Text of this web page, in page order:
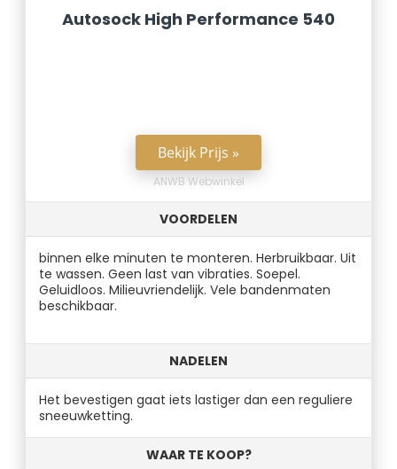
Autosock High Performance 540
Bekijk Prijs »
ANWB Webwinkel
VOORDELEN
binnen elke minuten te monteren. Herbruikbaar. Uit
te wassen. Geen last van vibraties. Soepel.
Geluidloos. Milieuvriendelijk. Vele bandenmaten
beschikbaar.
NADELEN
Het bevestigen gaat iets lastiger dan een reguliere
sneeuwketting.
WAAR TE KOOP?